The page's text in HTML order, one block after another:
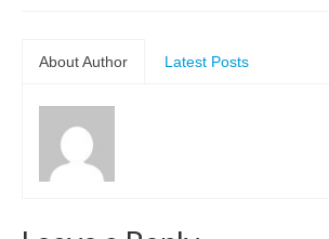
About Author Latest Posts